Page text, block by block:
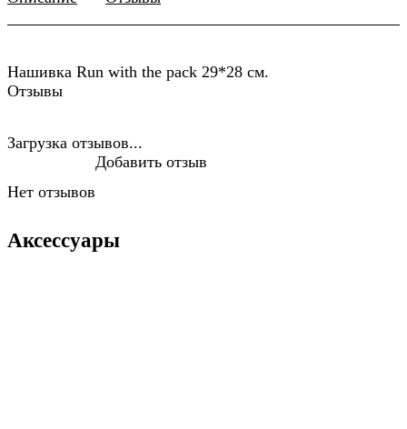
Нашивка Run with the pack 29*28 см.
Отзывы
Загрузка отзывов...
Нет отзывов
Добавить отзыв
Аксессуары